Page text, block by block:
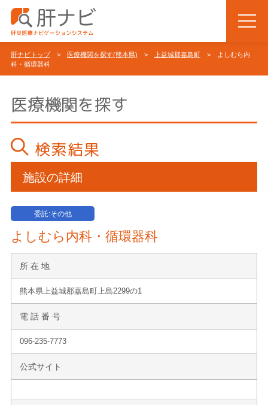
肝ナビトップ> 医療機関を探す(熊本県) > 上益城郡嘉島町 > よしむら内
科・循環器科
医療機関を探す
検索結果
施設の詳細
委託:その他
よしむら内科・循環器科
所 在 地
熊本県上益城郡嘉島町上島2299の1
電 話 番 号
096-235-7773
公式サイト